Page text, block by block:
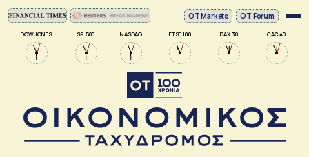
DOW JONES SP 500 NASDAQ FTSE 100 DAX 30 CAC 40
ΟΤ Markets OT Forum